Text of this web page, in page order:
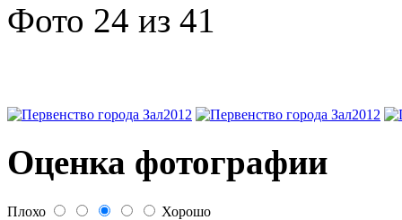
Фото 24 из 41
Оценка фотографии
Плохо Хорошо